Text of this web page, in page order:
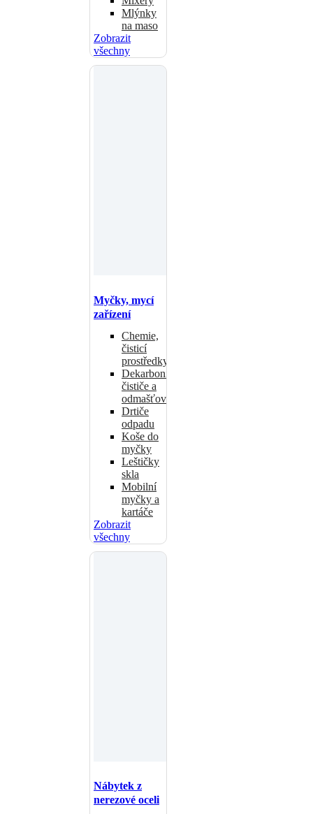
Mlýnky
na maso
Zobrazit
všechny
Myčky, mycí
zařízení
Chemie,
čisticí
prostředky
Dekarbonizační
čističe a
odmašťovače
Drtiče
odpadu
Koše do
myčky
Leštičky
skla
Mobilní
myčky a
kartáče
Zobrazit
všechny
Nábytek z
nerezové oceli